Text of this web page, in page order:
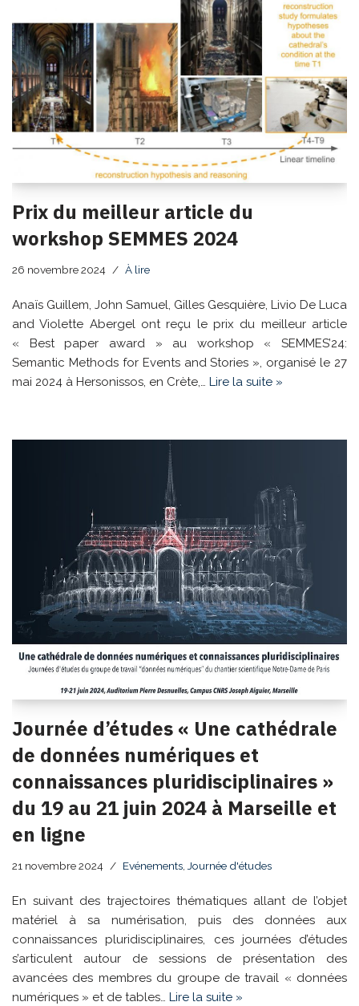
Prix du meilleur article du
workshop SEMMES 2024
26 novembre 2024 À lire
Anaïs Guillem, John Samuel, Gilles Gesquière, Livio De Luca
and Violette Abergel ont reçu le prix du meilleur article
« Best paper award » au workshop « SEMMES’24:
Semantic Methods for Events and Stories », organisé le 27
mai 2024 à Hersonissos, en Crète,… Lire la suite »
Journée d’études « Une cathédrale
de données numériques et
connaissances pluridisciplinaires »
du 19 au 21 juin 2024 à Marseille et
en ligne
21 novembre 2024 Evénements Journée d'études
En suivant des trajectoires thématiques allant de l’objet
matériel à sa numérisation, puis des données aux
connaissances pluridisciplinaires, ces journées d’études
s’articulent autour de sessions de présentation des
avancées des membres du groupe de travail « données
numériques » et de tables… Lire la suite »